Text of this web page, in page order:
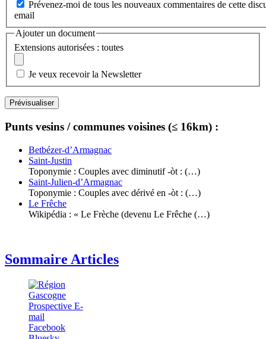
Prévenez-moi de tous les nouveaux commentaires de cette
email
Ajouter un document
Extensions autorisées : toutes
Je veux recevoir la Newsletter
Punts vesins / communes voisines (≤ 16km) :
Betbézer-d’Armagnac
Saint-Justin
Toponymie : Couples avec diminutif -òt : (…)
Saint-Julien-d’Armagnac
Toponymie : Couples avec dérivé en -òt : (…)
Le Frêche
Wikipédia : « Le Frèche (devenu Le Frêche (…)
Sommaire Articles